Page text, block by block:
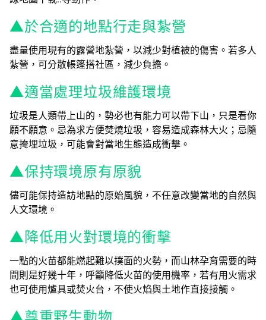
▲於合適的地點行走與紮營
盡量使用現有的露營地紮營，以減少對植被的傷害。若多人
紮營，可分散帳篷搭社區，減少負擔。
▲適當處理垃圾維護環境
垃圾是人類帶上山的，勢必也有能力可以帶下山，只是看你
願不願意。忌為求方便焚燒垃圾，容易造成森林大火；忌隨
意掩埋垃圾，可能會對當地生態造成衝擊。
▲保持環境原有原貌
儘可能保持造訪地點的原始風貌，不任意改變當地的自然與
人文環境。
▲降低用火對環境的衝擊
一點的火苗都能燃起難以撲面的火勢，而山林孕育需要的時
間則是好幾十年，呼籲降低火苗的使用機率，若有用火需求
也可使用爐具或焚火台，不使火焰與土地作直接接觸。
▲尊重野生動物